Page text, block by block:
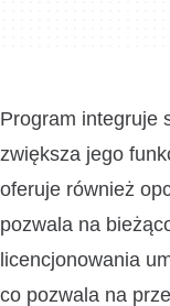
Program integruje
zwiększa jego
oferuje również
pozwala na
licencjonowania
co pozwala na